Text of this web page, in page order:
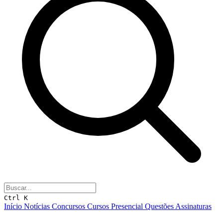
Ctrl K
Início Notícias Concursos Cursos Presencial Questões Assinaturas